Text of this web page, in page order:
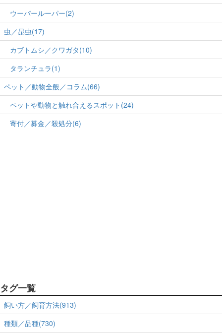
ウーパールーパー(2)
虫／昆虫(17)
カブトムシ／クワガタ(10)
タランチュラ(1)
ペット／動物全般／コラム(66)
ペットや動物と触れ合えるスポット(24)
寄付／募金／殺処分(6)
タグ一覧
飼い方／飼育方法(913)
種類／品種(730)